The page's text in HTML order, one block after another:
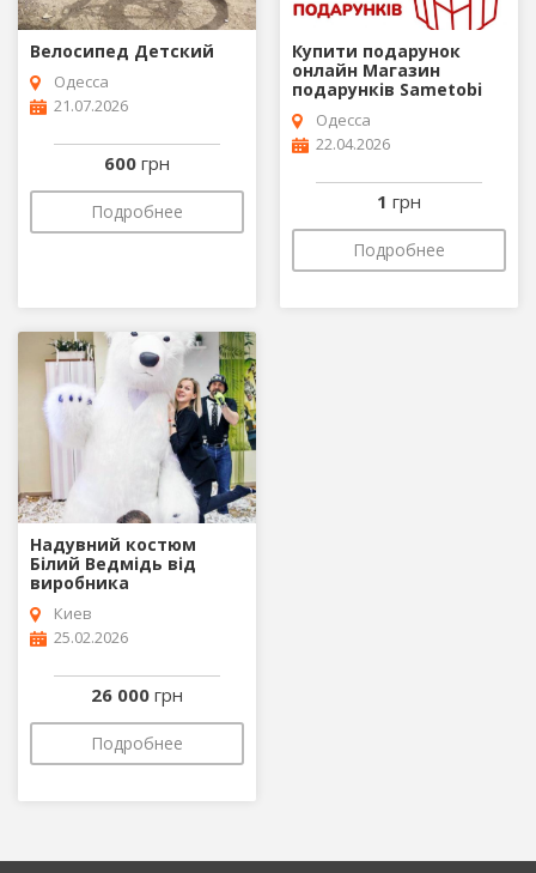
Велосипед Детский
Одесса
21.07.2026
600 грн
Подробнее
Купити подарунок
онлайн Магазин
подарунків Sametobi
Одесса
22.04.2026
1 грн
Подробнее
Надувний костюм
Білий Ведмідь від
виробника
Киев
25.02.2026
26 000 грн
Подробнее